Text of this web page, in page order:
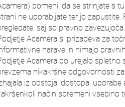
pomeni, da se strinjate s
ne uporabljate ter jo
saj so pravno zavezujoča.
Acamera si prizadeva za
narave in nimajo
Acamera bo urejalo
nikakršne odgovornosti
iz obstoja, dostopa,
način spremeni vsebino